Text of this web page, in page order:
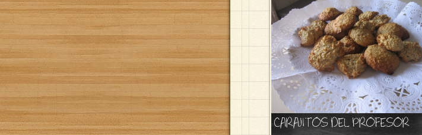
CARAJITOS DEL PROFESOR